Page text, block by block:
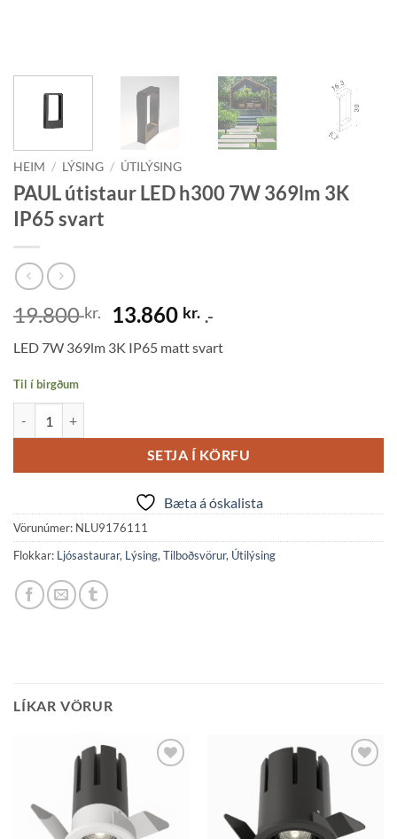
HEIM / LÝSING / ÚTILÝSING
PAUL útistaur LED h300 7W 369lm 3K
IP65 svart
19.800kr.
Original
was:
13.860 kr.Current
is:
.-
LED 7W 369lm 3K IP65 matt svart
Til í birgðum
SETJA Í KÖRFU
Bæta á óskalista
Vörunúmer: NLU9176111
Flokkar: Ljósastaurar, Lýsing, Tilboðsvörur, Útilýsing
LÍKAR VÖRUR